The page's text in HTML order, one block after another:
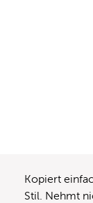
Kopiert
Stil. Nehmt